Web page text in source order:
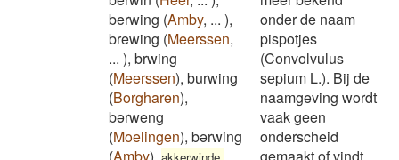
berwing (Amby, ... ),
brewing (Meerssen,
... ), brwing
(Meerssen), burwing
(Borgharen),
bərweng
(Moelingen), bərwing
onder de naam
pispotjes
(Convolvulus
sepium L.). Bij de
naamgeving wordt
vaak geen
onderscheid